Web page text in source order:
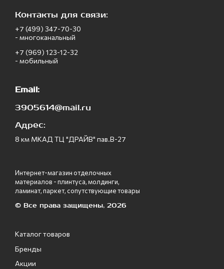
Контакты для связи:
+7 (499) 347-70-30
- многоканальный
+7 (969) 123-12-32
- мобильный
Email:
3905614@mail.ru
Адрес:
8 км МКАД ТЦ "ДРАЙВ" пав.В-27
Интернет-магазин отделочных
материалов - плинтуса, молдинги,
ламинат, паркет, сопутствующие товары
© Все права защищены, 2026
Каталог товаров
Бренды
Акции